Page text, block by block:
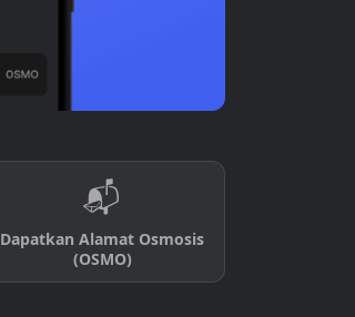
📬
Dapatkan Alamat Osmosis
(OSMO)